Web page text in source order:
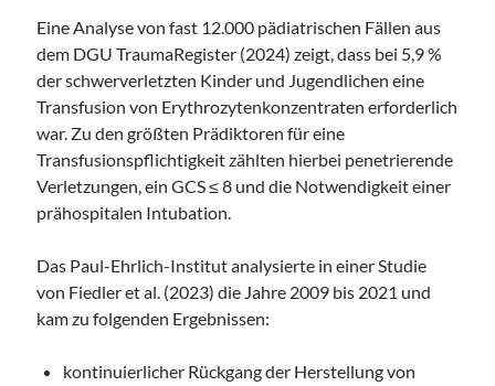
Eine Analyse von fast 12.000 pädiatrischen Fällen aus
dem DGU TraumaRegister (2024) zeigt, dass bei 5,9 %
der schwerverletzten Kinder und Jugendlichen eine
Transfusion von Erythrozytenkonzentraten erforderlich
war. Zu den größten Prädiktoren für eine
Transfusionspflichtigkeit zählten hierbei penetrierende
Verletzungen, ein GCS≤8 und die Notwendigkeit einer
prähospitalen Intubation.
Das Paul-Ehrlich-Institut analysierte in einer Studie
von Fiedler et al. (2023) die Jahre 2009 bis 2021 und
kam zu folgenden Ergebnissen:
kontinuierlicher Rückgang der Herstellung von